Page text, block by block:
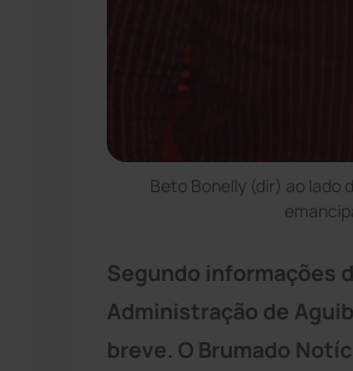
Beto Bonelly (dir) ao lado
Segundo informações
Administração de
breve. O Brumado